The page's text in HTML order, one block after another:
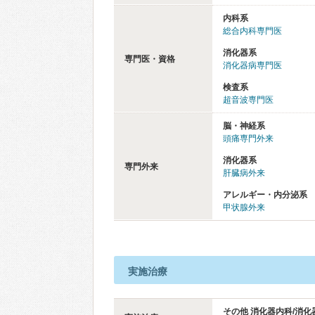
専門医・資格
内科系
総合内科専門医
消化器系
消化器病専門医
検査系
超音波専門医
専門外来
脳・神経系
頭痛専門外来
消化器系
肝臓病外来
アレルギー・内分泌系
甲状腺外来
実施治療
その他 消化器内科/消化